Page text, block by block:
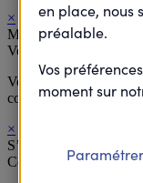
×
Merci
Votre inscription à cette
Vous allez recevoir à la
confirmation.
×
S’inscrire
Cette action est
en place, nous
préalable.
Vos
moment sur
Paramétrer